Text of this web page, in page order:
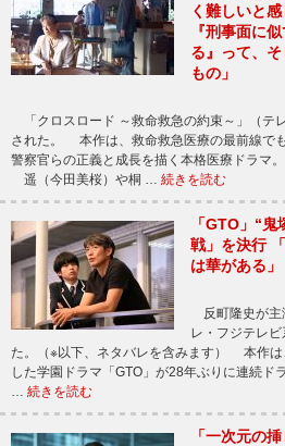
く難しいと
『刑事面に
る』って、
もの」
「クロスロード ～救命救急の約束～」（テ
された。 本作は、救命救急医療の最前線で
警察官らの正義と成長を描く本格医療ドラマ
遥（今田美桜）や桐 … 続きを読む
「GTO」“
戦」を決行
は華がある」
反町隆史が主
レ・フジテレ
た。（※以下、ネタバレを含みます） 本作は
した学園ドラマ「GTO」が28年ぶりに連続ド
続きを読む
「一次元の